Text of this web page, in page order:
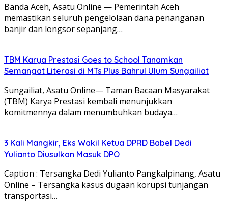
Banda Aceh, Asatu Online — Pemerintah Aceh
memastikan seluruh pengelolaan dana penanganan
banjir dan longsor sepanjang…
TBM Karya Prestasi Goes to School Tanamkan
Semangat Literasi di MTs Plus Bahrul Ulum Sungailiat
Sungailiat, Asatu Online— Taman Bacaan Masyarakat
(TBM) Karya Prestasi kembali menunjukkan
komitmennya dalam menumbuhkan budaya…
3 Kali Mangkir, Eks Wakil Ketua DPRD Babel Dedi
Yulianto Diusulkan Masuk DPO
Caption : Tersangka Dedi Yulianto Pangkalpinang, Asatu
Online – Tersangka kasus dugaan korupsi tunjangan
transportasi…